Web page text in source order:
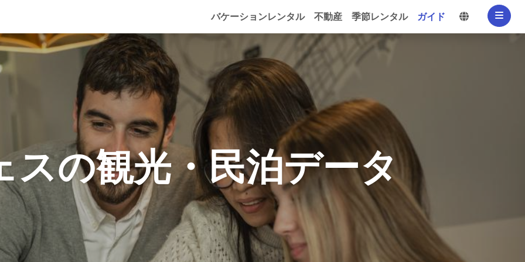
バケーションレンタル 不動産 季節レンタル ガイド 言語を選択
スの観光・民泊データ